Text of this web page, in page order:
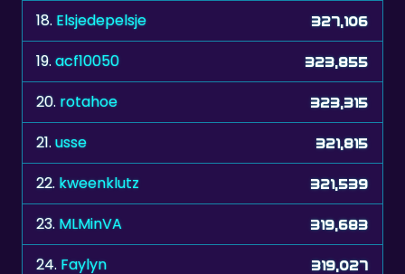
18. Elsjedepelsje 327,106
19.acf10050 323,855
20. rotahoe 323,315
21.usse 321,815
22. kweenklutz 321,539
23. MLMinVA 319,683
24. Faylyn 319,027